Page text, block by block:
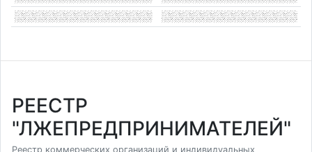
РЕЕСТР
"ЛЖЕПРЕДПРИНИМАТЕЛЕЙ"
Реестр коммерческих организаций и индивидуальных